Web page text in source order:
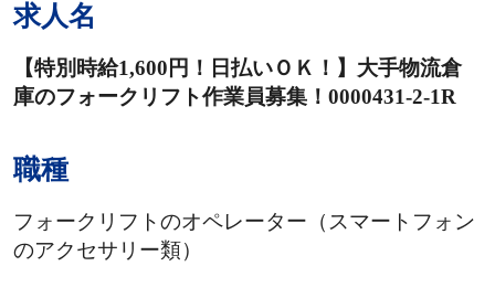
求人名
【特別時給1,600円！日払いＯＫ！】大手物流倉
庫のフォークリフト作業員募集！0000431-2-1R
職種
フォークリフトのオペレーター（スマートフォン
のアクセサリー類）